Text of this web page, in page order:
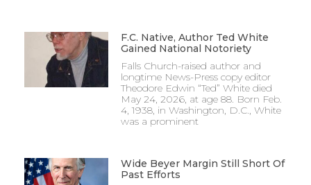
F.C. Native, Author Ted White
Gained National Notoriety
Falls Church-raised author and
longtime News-Press copy editor
Theodore Edwin “Ted” White died
May 24, 2026, at age 88. Born Feb.
4, 1938, in Washington, D.C., White
was a prominent
Wide Beyer Margin Still Short Of
Past Efforts